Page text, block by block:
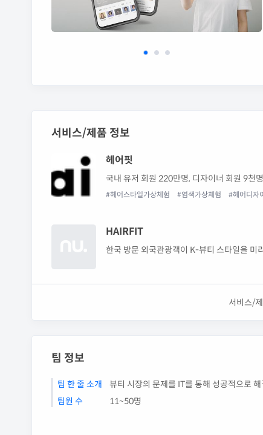
서비스/제품 정보
헤어핏
국내 유저 회원 220만명, 디자이너 회원 9천
#헤어스타일가상체험 #염색가상체험 #헤어디자
HAIRFIT
한국 방문 외국관광객이 K-뷰티 스타일을 미
서비스/
팀 정보
팀 한 줄 소개
뷰티 시장의 문제를 IT를 통해 성공적으로
팀원 수
11~50명